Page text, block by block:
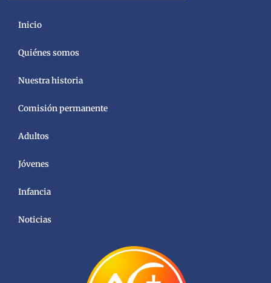
Inicio
Quiénes somos
Nuestra historia
Comisión permanente
Adultos
Jóvenes
Infancia
Noticias